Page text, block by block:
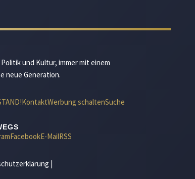
und Kultur, immer mit einem
neue Generation.
KontaktWerbung schaltenSuche
FacebookE-MailRSS